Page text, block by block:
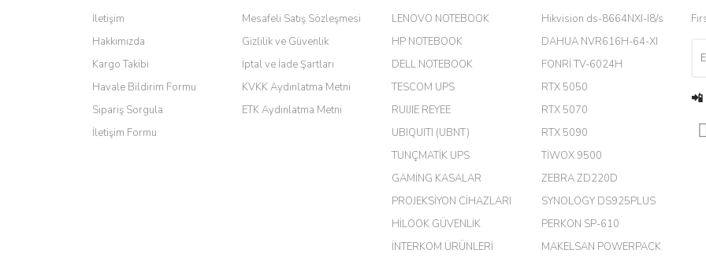
kamera ile 24 izlenmektedir diye küçük bir tabela olsa daha hoş olurdu
Barış Başaran | 04/07/2026
hızlı güvenli bir alışveriş oldu
Yalçın Kaya | 20/06/2026
İletişim
Hakkımızda
Kargo Takibi
Havale Bildirim Formu
Sipariş Sorgula
İletişim Formu
Mesafeli Satış Sözleşmesi
Gizlilik ve Güvenlik
İptal ve İade Şartları
KVKK Aydınlatma Metni
ETK Aydınlatma Metni
LENOVO NOTEBOOK
HP NOTEBOOK
DELL NOTEBOOK
TESCOM UPS
RUIJIE REYEE
UBIQUITI (UBNT)
TUNÇMATİK UPS
GAMİNG KASALAR
PROJEKSİYON CİHAZLARI
HİLOOK GÜVENLİK
İNTERKOM ÜRÜNLERİ
Hikvision ds-8664NXI-I8/s
DAHUA NVR616H-64-XI
FONRİ TV-6024H
RTX 5050
RTX 5070
RTX 5090
TİWOX 9500
ZEBRA ZD220D
SYNOLOGY DS925PLUS
PERKON SP-610
MAKELSAN POWERPACK